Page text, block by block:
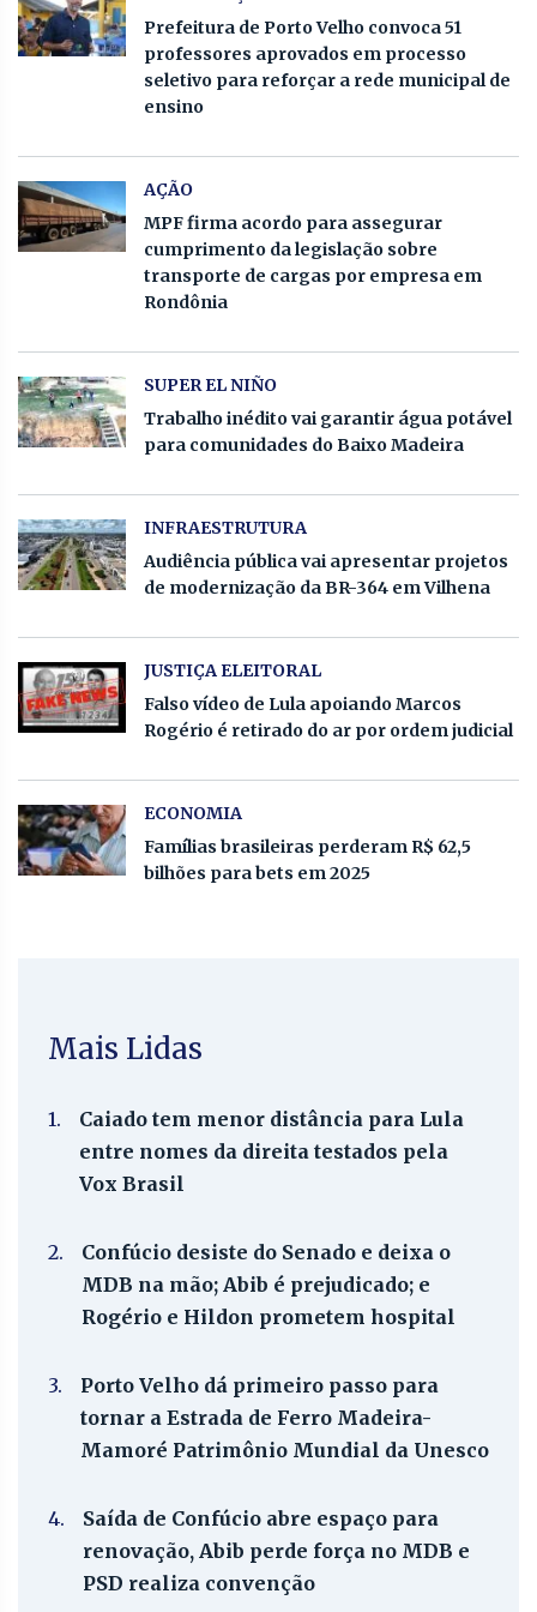
Prefeitura de Porto Velho convoca 51
professores aprovados em processo
seletivo para reforçar a rede municipal de
ensino
AÇÃO
MPF firma acordo para assegurar
cumprimento da legislação sobre
transporte de cargas por empresa em
Rondônia
SUPER EL NIÑO
Trabalho inédito vai garantir água potável
para comunidades do Baixo Madeira
INFRAESTRUTURA
Audiência pública vai apresentar projetos
de modernização da BR-364 em Vilhena
JUSTIÇA ELEITORAL
Falso vídeo de Lula apoiando Marcos
Rogério é retirado do ar por ordem judicial
ECONOMIA
Famílias brasileiras perderam R$ 62,5
bilhões para bets em 2025
Mais Lidas
1.
Caiado tem menor distância para Lula
entre nomes da direita testados pela
Vox Brasil
2.
Confúcio desiste do Senado e deixa o
MDB na mão; Abib é prejudicado; e
Rogério e Hildon prometem hospital
3.
Porto Velho dá primeiro passo para
tornar a Estrada de Ferro Madeira-
Mamoré Patrimônio Mundial da Unesco
4.
Saída de Confúcio abre espaço para
renovação, Abib perde força no MDB e
PSD realiza convenção